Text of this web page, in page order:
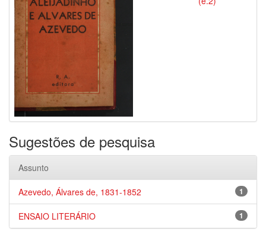
Sugestões de pesquisa
Assunto
1
Azevedo, Álvares de, 1831-1852
1
ENSAIO LITERÁRIO